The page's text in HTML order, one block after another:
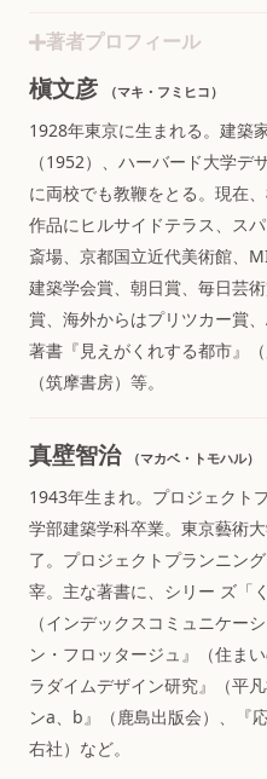
著者プロフィール
槇文彦 （マキ・フミヒコ）
1928年東京に生まれる。建築
（1952）、ハーバード大学
に両校でも教鞭をとる。現在
作品にヒルサイドテラス、ス
斎場、京都国立近代美術館、
建築学会賞、朝日賞、毎日芸
賞、海外からはプリツカー賞
著書『見えがくれする都市』
（筑摩書房）等。
真壁智治 （マカベ・トモハル）
1943年生まれ。プロジェクト
学部建築学科卒業。東京藝術
了。プロジェクトプランニン
宰。主な著書に、シリー ズ「
（インデックスコミュニケー
ン・フロッタージュ』（住ま
ラダイムデザイン研究』（平
ンa、b』（鹿島出版会）、『
右社）など。